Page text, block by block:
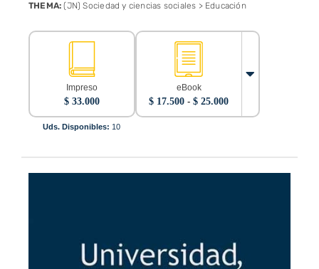
THEMA: (JN) Sociedad y ciencias sociales > Educación
Impreso
$33.000
Uds. Disponibles: 10
eBook
$ 17.500 - $ 25.000Rango